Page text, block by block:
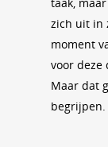
zich uit in
moment
voor deze
Maar dat
begrijpen.